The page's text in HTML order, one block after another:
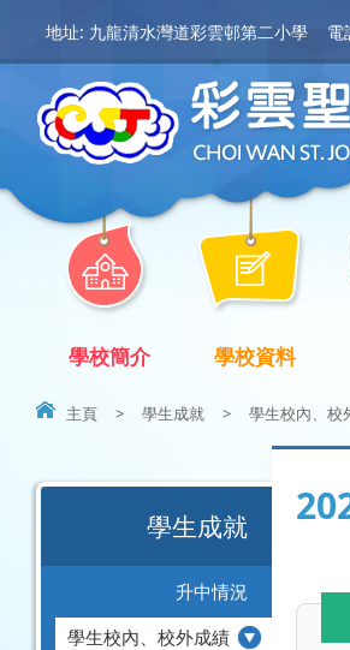
地址: 九龍清水灣道彩雲邨第二小學 電
學校簡介 學校資料
主頁 > 學生成就 > 學生校內、校
學生成就
升中情況
學生校內、校外成績